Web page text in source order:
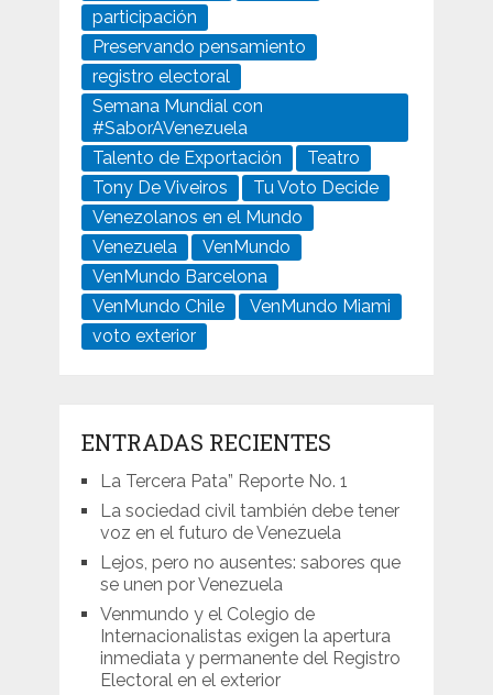
participación
Preservando pensamiento
registro electoral
Semana Mundial con
#SaborAVenezuela
Talento de Exportación
Teatro
Tony De Viveiros
Tu Voto Decide
Venezolanos en el Mundo
Venezuela
VenMundo
VenMundo Barcelona
VenMundo Chile
VenMundo Miami
voto exterior
ENTRADAS RECIENTES
La Tercera Pata” Reporte No. 1
La sociedad civil también debe tener
voz en el futuro de Venezuela
Lejos, pero no ausentes: sabores que
se unen por Venezuela
Venmundo y el Colegio de
Internacionalistas exigen la apertura
inmediata y permanente del Registro
Electoral en el exterior